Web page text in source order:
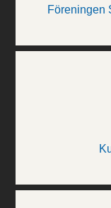
Föreningen